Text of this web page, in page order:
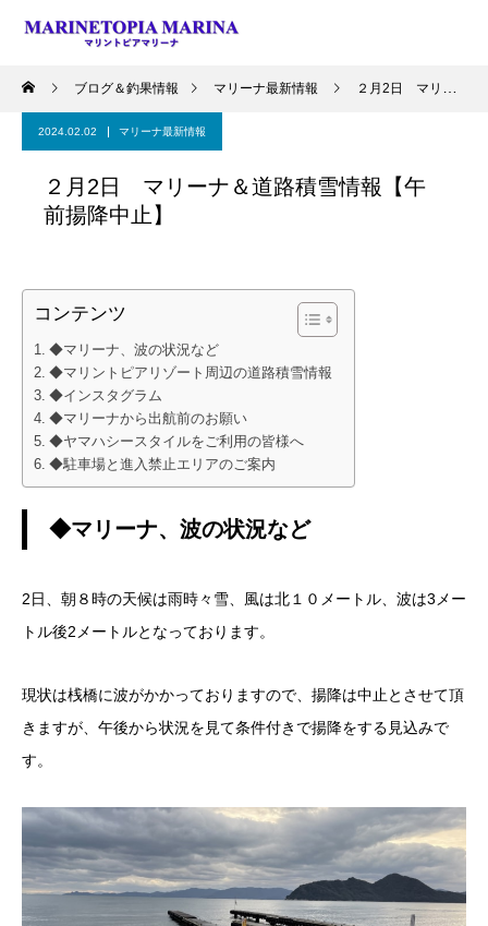
ブログ＆釣果情報 マリーナ最新情報 ２月2日 マリーナ＆道路積雪情報【午前揚降中止】
2024.02.02 マリーナ最新情報
２月2日 マリーナ＆道路積雪情報【午
前揚降中止】
コンテンツ
◆マリーナ、波の状況など
◆マリントピアリゾート周辺の道路積雪情報
◆インスタグラム
◆マリーナから出航前のお願い
◆ヤマハシースタイルをご利用の皆様へ
◆駐車場と進入禁止エリアのご案内
◆マリーナ、波の状況など
2日、朝８時の天候は雨時々雪、風は北１０メートル、波は3メー
トル後2メートルとなっております。
現状は桟橋に波がかかっておりますので、揚降は中止とさせて頂
きますが、午後から状況を見て条件付きで揚降をする見込みで
す。